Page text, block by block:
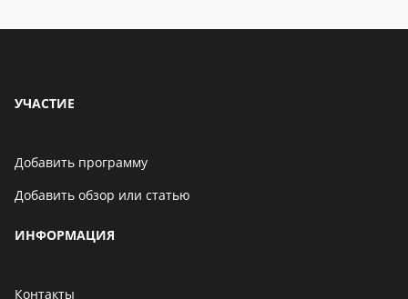
УЧАСТИЕ
Добавить программу
Добавить обзор или статью
ИНФОРМАЦИЯ
Контакты